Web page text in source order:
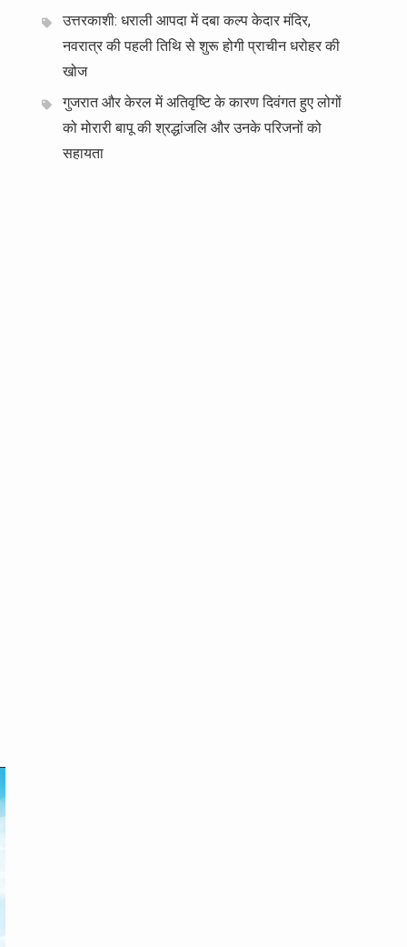
उत्तरकाशी: धराली आपदा में दबा कल्प केदार मंदिर,
नवरात्र की पहली तिथि से शुरू होगी प्राचीन धरोहर की
खोज
गुजरात और केरल में अतिवृष्टि के कारण दिवंगत हुए लोगों
को मोरारी बापू की श्रद्धांजलि और उनके परिजनों को
सहायता